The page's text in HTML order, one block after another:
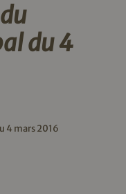
du 4
4 mars 2016